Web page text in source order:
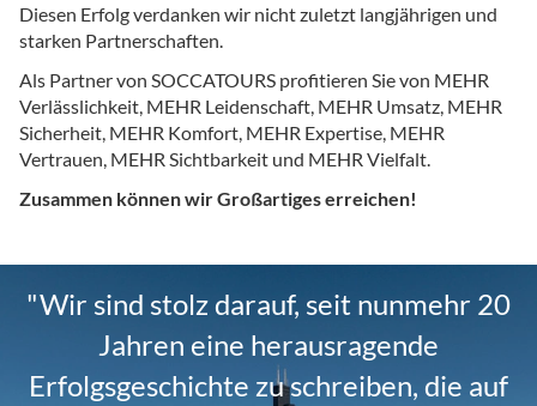
Diesen Erfolg verdanken wir nicht zuletzt langjährigen und
starken Partnerschaften.
Als Partner von SOCCATOURS profitieren Sie von MEHR
Verlässlichkeit, MEHR Leidenschaft, MEHR Umsatz, MEHR
Sicherheit, MEHR Komfort, MEHR Expertise, MEHR
Vertrauen, MEHR Sichtbarkeit und MEHR Vielfalt.
Zusammen können wir Großartiges erreichen!
"Wir sind stolz darauf, seit nunmehr 20
Jahren eine herausragende
Erfolgsgeschichte zu schreiben, die auf